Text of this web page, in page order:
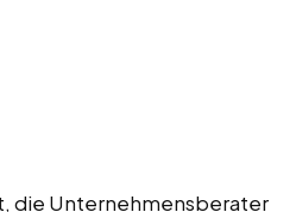
die Unternehmensberater